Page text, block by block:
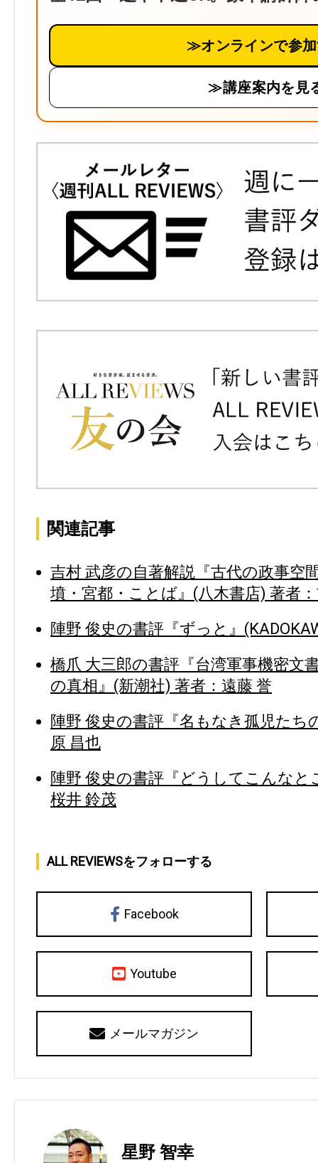
≫オンラインで参
≫講座案内を見
関連記事
吉村 武彦の自著解説『古代の政事空
墳・宮都・ことば』(八木書店) 著者
陣野 俊史の書評『ずっと』
橋爪 大三郎の書評『台湾軍事機密文
の真相』(新潮社) 著者：遠藤 誉
陣野 俊史の書評『名もなき孤児たち
原 昌也
陣野 俊史の書評『どうしてこんなと
桜井 鈴茂
ALL REVIEWSをフォローする
Facebook
Youtube
メールマガジン
星野 智幸